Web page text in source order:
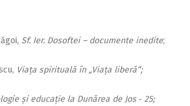
Sf. Ier. Dosoftei – documente inedite;
Viața spirituală în „Viața liberă“;
și edu­ca­ție la Dunărea de Jos ‑ 25;